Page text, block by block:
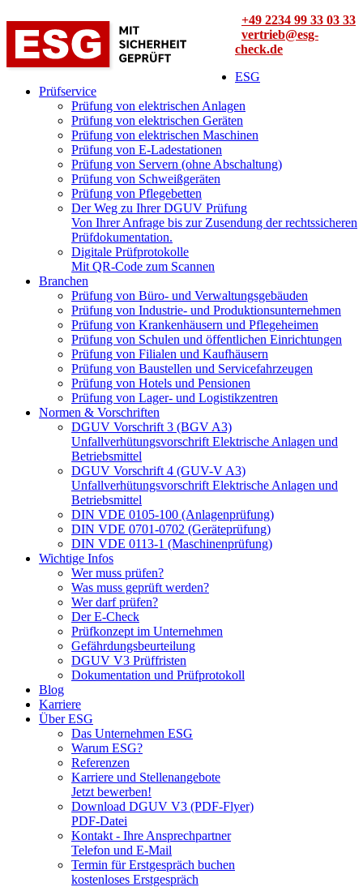
+49 2234 99 33 03 33
vertrieb@esg-
check.de
ESG
Prüfservice
Prüfung von elektrischen Anlagen
Prüfung von elektrischen Geräten
Prüfung von elektrischen Maschinen
Prüfung von E-Ladestationen
Prüfung von Servern (ohne Abschaltung)
Prüfung von Schweißgeräten
Prüfung von Pflegebetten
Der Weg zu Ihrer DGUV Prüfung
Von Ihrer Anfrage bis zur Zusendung der rechtssicheren
Prüfdokumentation.
Digitale Prüfprotokolle
Mit QR-Code zum Scannen
Branchen
Prüfung von Büro- und Verwaltungsgebäuden
Prüfung von Industrie- und Produktionsunternehmen
Prüfung von Krankenhäusern und Pflegeheimen
Prüfung von Schulen und öffentlichen Einrichtungen
Prüfung von Filialen und Kaufhäusern
Prüfung von Baustellen und Servicefahrzeugen
Prüfung von Hotels und Pensionen
Prüfung von Lager- und Logistikzentren
Normen & Vorschriften
DGUV Vorschrift 3 (BGV A3)
Unfallverhütungsvorschrift Elektrische Anlagen und
Betriebsmittel
DGUV Vorschrift 4 (GUV-V A3)
Unfallverhütungsvorschrift Elektrische Anlagen und
Betriebsmittel
DIN VDE 0105-100 (Anlagenprüfung)
DIN VDE 0701-0702 (Geräteprüfung)
DIN VDE 0113-1 (Maschinenprüfung)
Wichtige Infos
Wer muss prüfen?
Was muss geprüft werden?
Wer darf prüfen?
Der E-Check
Prüfkonzept im Unternehmen
Gefährdungsbeurteilung
DGUV V3 Prüffristen
Dokumentation und Prüfprotokoll
Blog
Karriere
Über ESG
Das Unternehmen ESG
Warum ESG?
Referenzen
Karriere und Stellenangebote
Jetzt bewerben!
Download DGUV V3 (PDF-Flyer)
PDF-Datei
Kontakt - Ihre Ansprechpartner
Telefon und E-Mail
Termin für Erstgespräch buchen
kostenloses Erstgespräch